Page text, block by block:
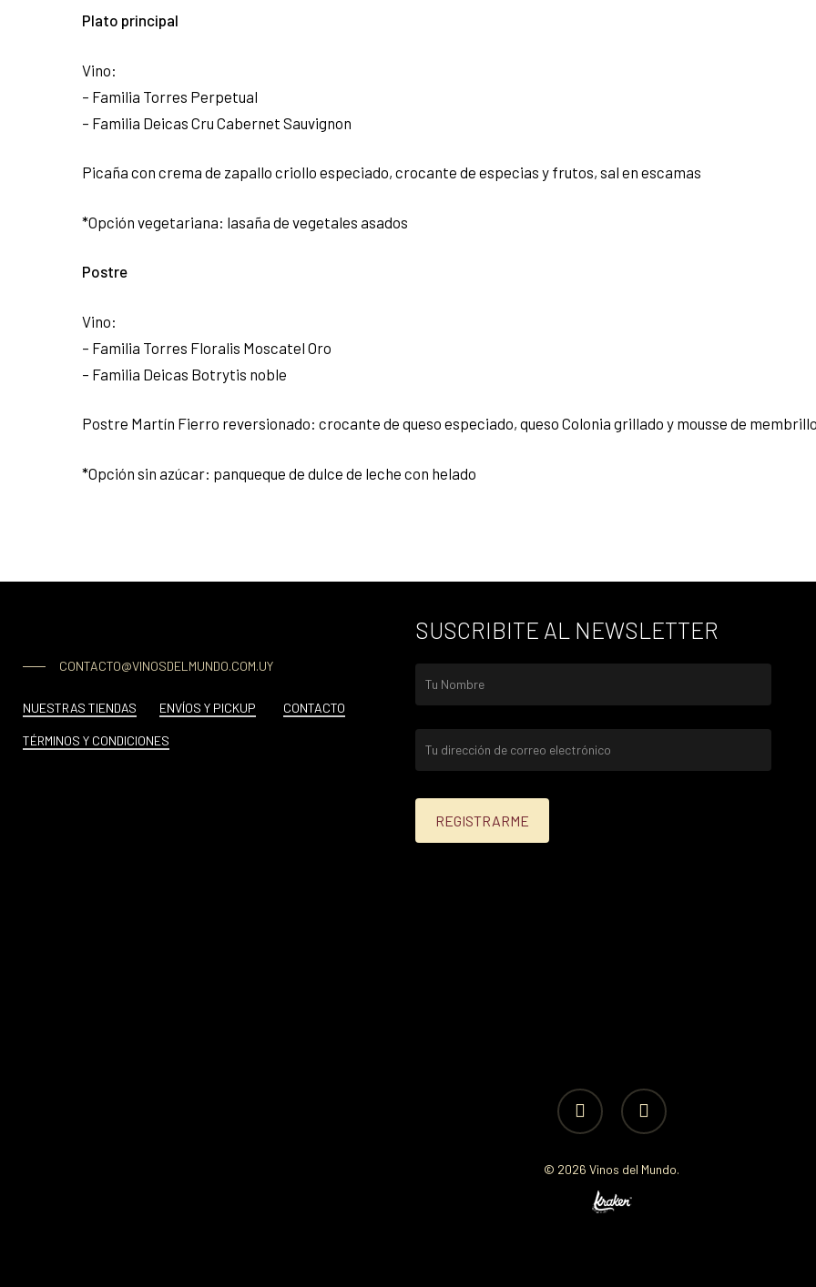
Plato principal
Vino:
– Familia Torres Perpetual
– Familia Deicas Cru Cabernet Sauvignon
Picaña con crema de zapallo criollo especiado, crocante de especias y frutos, sal en escamas
*Opción vegetariana: lasaña de vegetales asados
Postre
Vino:
– Familia Torres Floralis Moscatel Oro
– Familia Deicas Botrytis noble
Postre Martín Fierro reversionado: crocante de queso especiado, queso Colonia grillado y mousse de membrillo
*Opción sin azúcar: panqueque de dulce de leche con helado
CONTACTO@VINOSDELMUNDO.COM.UY
NUESTRAS TIENDAS ENVÍOS Y PICKUP CONTACTO
TÉRMINOS Y CONDICIONES
SUSCRIBITE AL NEWSLETTER
facebook instagram
© 2026 Vinos del Mundo.